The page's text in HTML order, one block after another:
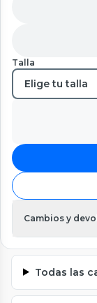
Talla
Cambios y
Todas las